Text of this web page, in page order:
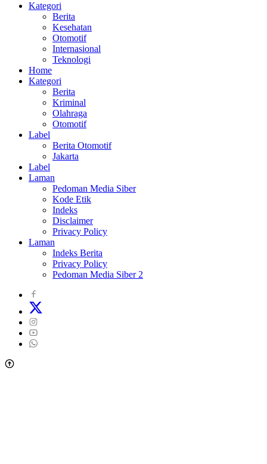
Kategori
Berita
Kesehatan
Otomotif
Internasional
Teknologi
Home
Kategori
Berita
Kriminal
Olahraga
Otomotif
Label
Berita Otomotif
Jakarta
Label
Laman
Pedoman Media Siber
Kode Etik
Indeks
Disclaimer
Privacy Policy
Laman
Indeks Berita
Privacy Policy
Pedoman Media Siber 2